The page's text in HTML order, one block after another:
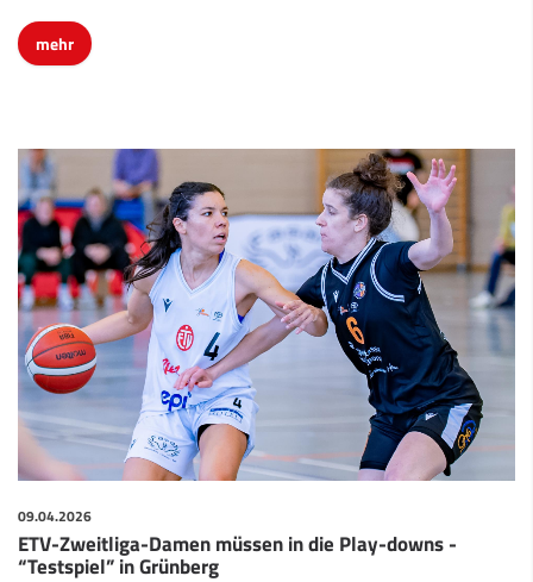
mehr
09.04.2026
ETV-Zweitliga-Damen müssen in die Play-downs -
“Testspiel” in Grünberg